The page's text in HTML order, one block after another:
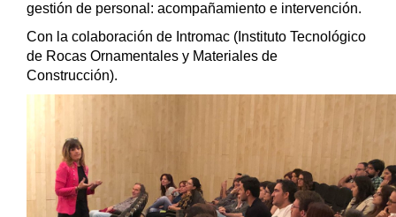
gestión de personal: acompañamiento e intervención.
Con la colaboración de Intromac (Instituto Tecnológico
de Rocas Ornamentales y Materiales de
Construcción).